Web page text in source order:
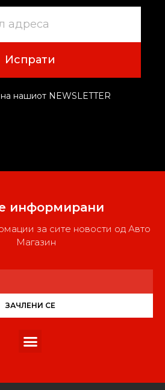
Испрати
нашиот NEWSLETTER
информирани
за сите новости од Авто
Магазин
ЗАЧЛЕНИ СЕ